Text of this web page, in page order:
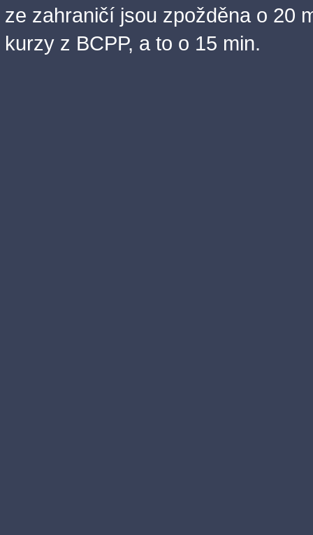
ze zahraničí jsou zpožděna o 20
kurzy z BCPP, a to o 15 min.